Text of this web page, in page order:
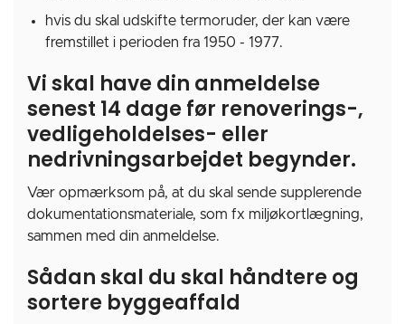
hvis du skal udskifte termoruder, der kan være
fremstillet i perioden fra 1950 - 1977.
Vi skal have din anmeldelse
senest 14 dage før renoverings-,
vedligeholdelses- eller
nedrivningsarbejdet begynder.
Vær opmærksom på, at du skal sende supplerende
dokumentationsmateriale, som fx miljøkortlægning,
sammen med din anmeldelse.
Sådan skal du skal håndtere og
sortere byggeaffald